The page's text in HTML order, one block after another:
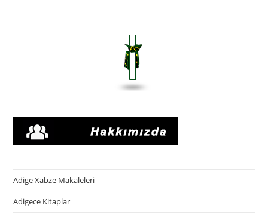
Adige Xabze Makaleleri
Adigece Kitaplar